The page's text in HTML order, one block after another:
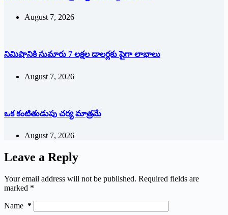
August 7, 2026
నిమిషానికి సుమారు 7 లక్షల డాలర్లకు పైగా లాభాలు
August 7, 2026
ఒక కంటితుడుపు చర్య మాత్రమే
August 7, 2026
Leave a Reply
Your email address will not be published. Required fields are
marked *
Name *